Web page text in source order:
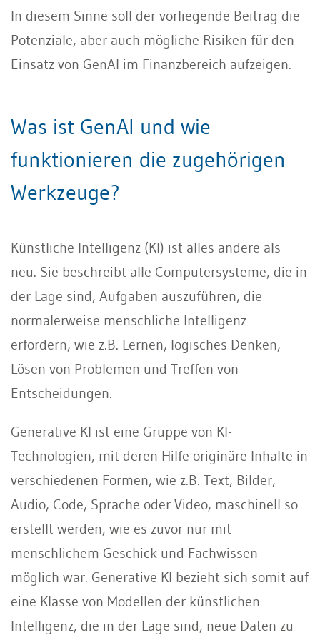
In diesem Sinne soll der vorliegende Beitrag die
Potenziale, aber auch mögliche Risiken für den
Einsatz von GenAI im Finanzbereich aufzeigen.
Was ist GenAI und wie
funktionieren die zugehörigen
Werkzeuge?
Künstliche Intelligenz (KI) ist alles andere als
neu. Sie beschreibt alle Computersysteme, die in
der Lage sind, Aufgaben auszuführen, die
normalerweise menschliche Intelligenz
erfordern, wie z.B. Lernen, logisches Denken,
Lösen von Problemen und Treffen von
Entscheidungen.
Generative KI ist eine Gruppe von KI-
Technologien, mit deren Hilfe originäre Inhalte in
verschiedenen Formen, wie z.B. Text, Bilder,
Audio, Code, Sprache oder Video, maschinell so
erstellt werden, wie es zuvor nur mit
menschlichem Geschick und Fachwissen
möglich war. Generative KI bezieht sich somit auf
eine Klasse von Modellen der künstlichen
Intelligenz, die in der Lage sind, neue Daten zu